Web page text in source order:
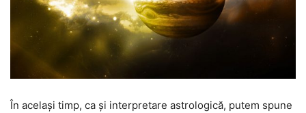
În același timp, ca și interpretare astrologică, putem spune